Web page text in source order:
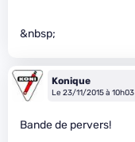
&nbsp;
Konique
Le 23/11/2015 à 10h03
Bande de pervers!